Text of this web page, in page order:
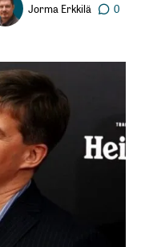
Jorma Erkkilä 0